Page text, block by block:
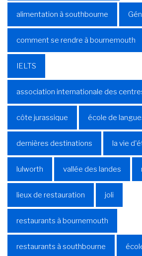
alimentation à southbourne
comment se rendre à bournemouth
IELTS
association internationale des
côte jurassique école de
dernières destinations la vie
lulworth vallée des landes
lieux de restauration joli
restaurants à bournemouth
restaurants à southbourne